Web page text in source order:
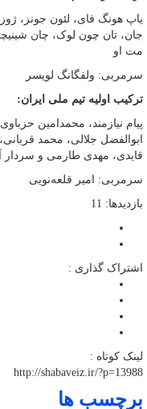
یاپ هونگ فای، لئون جونز،
جان، تان چون لوک، چان
مت او
سرمربی: ولفگانگ لویسر
ترکیب اولیه تیم ملی ایران:
پیام نیازمند، محمدامین
ابوالفضل جلالی، محمد
قایدی، مهدی طارمی و سردار
سرمربی: امیر قلعه‌نویی
بازدیدها: 11
اشتراک گذاری :
لینک کوتاه :
http://shabaveiz.ir/?p=13988
برچسب ها